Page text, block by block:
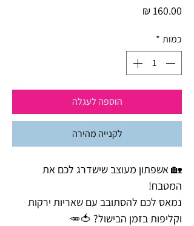
כמות *
הוספה לעגלה
לקנייה מהירה
🏡 אשפתון מעוצב שישדרג לכם את
המטבח!
נמאס לכם להסתובב עם שאריות ירקות
וקליפות בזמן הבישול? 🍅🥕